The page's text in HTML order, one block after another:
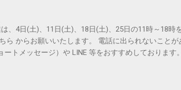
、4日(土)、11日(土)、18日(土)、25日の11時～18時
ら からお願いいたします。 電話に出られないこと
ートメッセージ）や LINE 等をおすすめしております。